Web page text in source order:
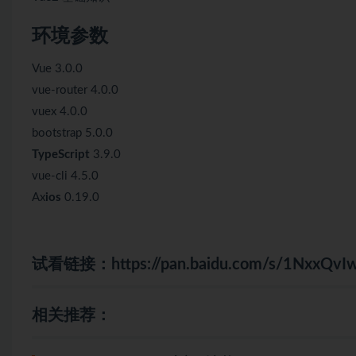
环境参数
Vue 3.0.0
vue-router 4.0.0
vuex 4.0.0
bootstrap 5.0.0
TypeScript 3.9.0
vue-cli 4.5.0
Axios 0.19.0
试看链接： https://pan.baidu.com/s/
相关推荐：